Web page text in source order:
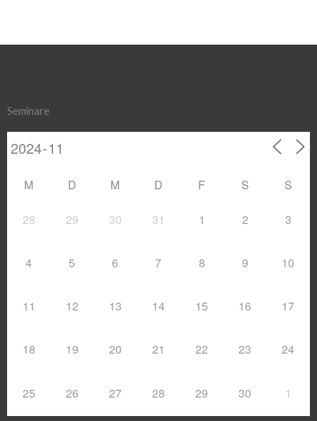
Seminare
M D M D F S S
28 29 30 31 1 2 3
4 5 6 7 8 9 10
11 12 13 14 15 16 17
18 19 20 21 22 23 24
25 26 27 28 29 30 1